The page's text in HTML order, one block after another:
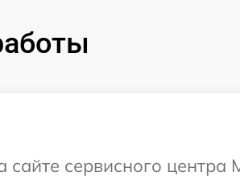
сайте сервисного